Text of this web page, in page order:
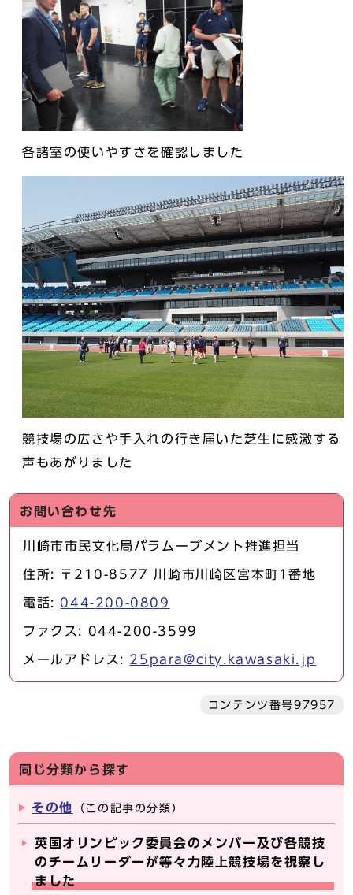
各諸室の使いやすさを確認しました
競技場の広さや手入れの行き届いた芝生に感激する
声もあがりました
お問い合わせ先
川崎市市民文化局パラムーブメント推進担当
住所: 〒210-8577 川崎市川崎区宮本町1番地
電話: 044-200-0809
ファクス: 044-200-3599
メールアドレス: 25para@city.kawasaki.jp
コンテンツ番号97957
同じ分類から探す
その他 （この記事の分類）
英国オリンピック委員会のメンバー及び各競技
のチームリーダーが等々力陸上競技場を視察し
ました